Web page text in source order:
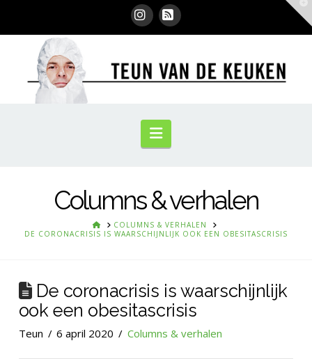
Instagram
RSS
Navigation
Columns & verhalen
HOMECOLUMNS & VERHALEN
DE CORONACRISIS IS WAARSCHIJNLIJK OOK EEN OBESITASCRISIS
De coronacrisis is waarschijnlijk
ook een obesitascrisis
Teun 6 april 2020 Columns & verhalen